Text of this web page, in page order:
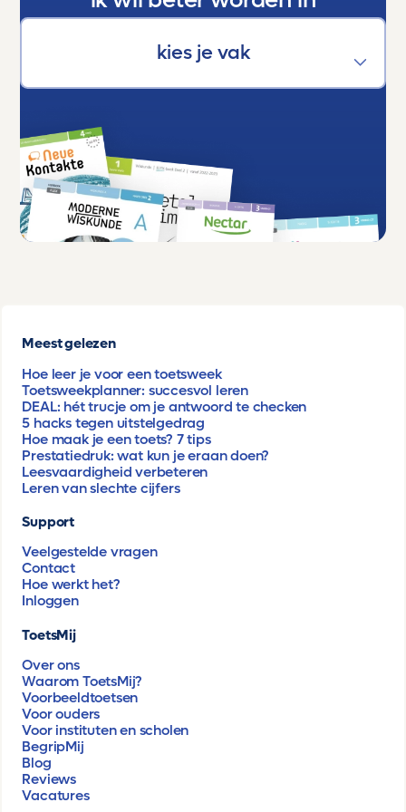
Meest gelezen
Hoe leer je voor een toetsweek
Toetsweekplanner: succesvol leren
DEAL: hét trucje om je antwoord te checken
5 hacks tegen uitstelgedrag
Hoe maak je een toets? 7 tips
Prestatiedruk: wat kun je eraan doen?
Leesvaardigheid verbeteren
Leren van slechte cijfers
Support
Veelgestelde vragen
Contact
Hoe werkt het?
Inloggen
ToetsMij
Over ons
Waarom ToetsMij?
Voorbeeldtoetsen
Voor ouders
Voor instituten en scholen
BegripMij
Blog
Reviews
Vacatures